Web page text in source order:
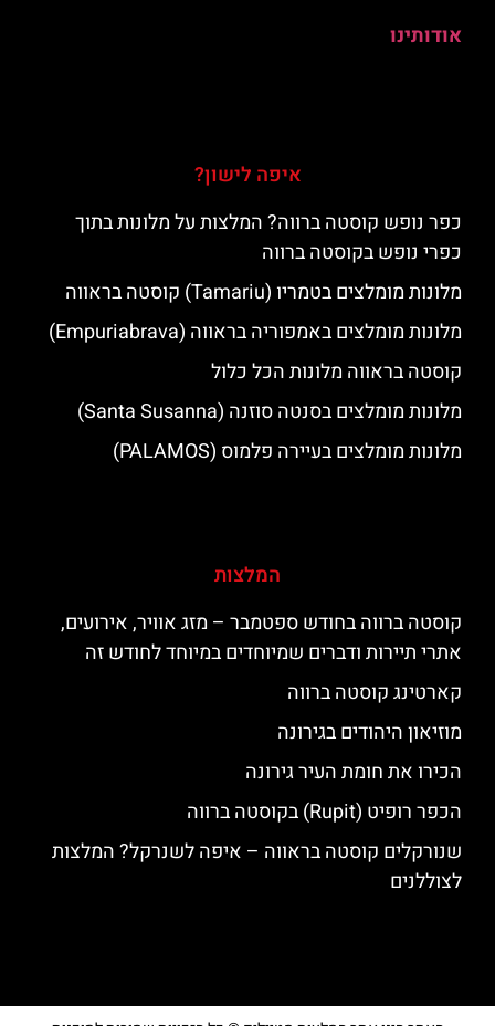
אודותינו
איפה לישון?
כפר נופש קוסטה ברווה? המלצות על מלונות בתוך
כפרי נופש בקוסטה ברווה
מלונות מומלצים בטמריו (Tamariu) קוסטה בראווה
מלונות מומלצים באמפוריה בראווה (Empuriabrava)
קוסטה בראווה מלונות הכל כלול
מלונות מומלצים בסנטה סוזנה (Santa Susanna)
מלונות מומלצים בעיירה פלמוס (PALAMOS)
המלצות
קוסטה ברווה בחודש ספטמבר – מזג אוויר, אירועים,
אתרי תיירות ודברים שמיוחדים במיוחד לחודש זה
קארטינג קוסטה ברווה
מוזיאון היהודים בגירונה
הכירו את חומת העיר גירונה
הכפר רופיט (Rupit) בקוסטה ברווה
שנורקלים קוסטה בראווה – איפה לשנרקל? המלצות
לצוללנים